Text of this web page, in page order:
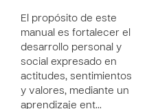
El propósito de este
manual es fortalecer el
desarrollo personal y
social expresado en
actitudes, sentimientos
y valores, mediante un
aprendizaje ent…